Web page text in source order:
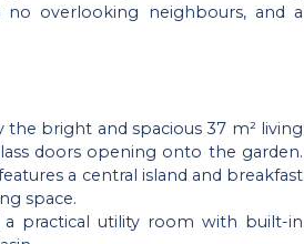
overlooking neighbours, and a
bright and spacious 37 m² living
doors opening onto the garden.
a central island and breakfast
space.
practical utility room with built-in